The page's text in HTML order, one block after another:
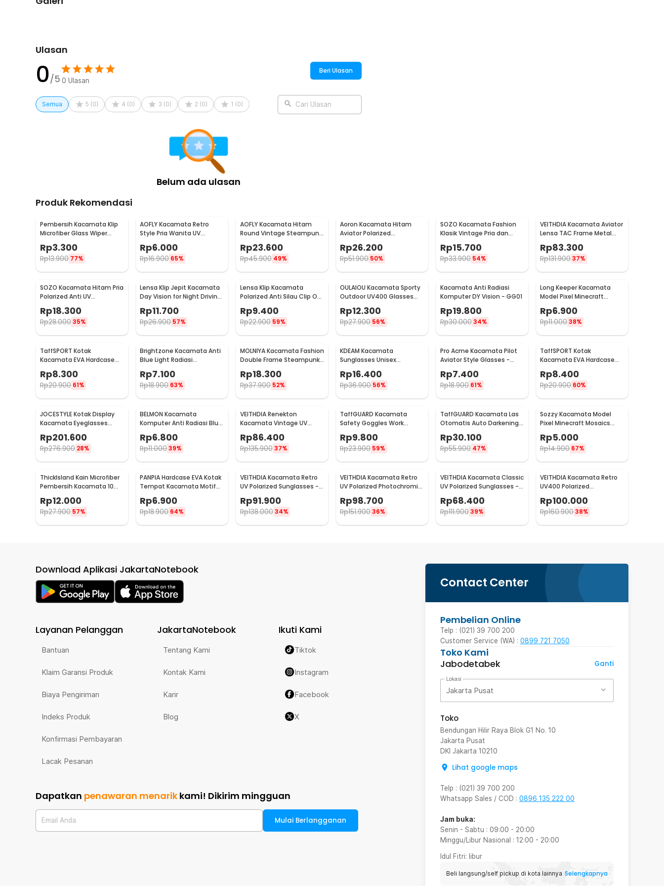
Ulasan
0/5 0 Ulasan
Beri Ulasan
Semua 5 (0) 4 (0) 3 (0) 2 (0) 1 (0) Cari Ulasan
Belum ada ulasan
Produk Rekomendasi
Pembersih Kacamata Klip
Microfiber Glass Wiper
Cleaner Multifunction -
TVA45
Rp3.300
Rp13.900 77%
AOFLY Kacamata Retro
Style Pria Wanita UV
Protection Sunglassses -
1125
Rp6.000
Rp16.900 65%
AOFLY Kacamata Hitam
Round Vintage Steampunk
Sunglasses
Rp23.600
Rp45.900 49%
Aoron Kacamata Hitam
Aviator Polarized
Sunglasses UV Protection -
RB2132
Rp26.200
Rp51.900 50%
SOZO Kacamata Fashion
Klasik Vintage Pria dan
Rp15.700
Rp33.900 54%
VEITHDIA Kacamata Aviator
Lensa TAC Frame Metal
Polarized Sunglasses -
V3088
Rp83.300
Rp131.90037%
SOZO Kacamata Hitam Pria
Polarized Anti UV
Sunglasses - 3403
Rp18.300
Rp28.000 35%
Lensa Klip Jepit Kacamata
Day Vision for Night Driving
Rp11.700
Rp26.900 57%
Lensa Klip Kacamata
Polarized Anti Silau Clip On
Y16211
Rp9.400
Rp22.900 59%
OULAIOU Kacamata Sporty
Outdoor UV400 Glasses
Silicone Frame - 9837
Rp12.300
Rp27.900 56%
Kacamata Anti Radiasi
Komputer DY Vision - GG01
Rp19.800
Rp30.000 34%
Long Keeper Kacamata
Model Pixel Minecraft
Mosaics UV400 - 088
Rp6.900
Rp11.00038%
TaffSPORT Kotak
Kacamata EVA Hardcase
Waterproof
Rp8.300
Rp20.900 61%
Brightzone Kacamata Anti
Blue Light Radiasi
Rp7.100
Rp18.900 63%
MOLNIYA Kacamata Fashion
Double Frame Steampunk
- NE60
Rp18.300
Rp37.900 52%
KDEAM Kacamata
Sunglasses Unisex
Polarized Anti Silau
Outdoor UV200 KD156 -
KD156
Rp16.400
Rp36.900 56%
Pro Acme Kacamata Pilot
Aviator Style Glasses -
Rp7.400
Rp18.900 61%
TaffSPORT Kotak
Kacamata EVA Hardcase
Protector Waterproof - JL-
10028
Rp8.400
Rp20.900 60%
JOCESTYLE Kotak Display
Kacamata Eyeglasses
Sunglasses Box 12 Slot -
SWK78
Rp201.600
Rp276.900 28%
BELMON Kacamata
Komputer Anti Radiasi Blue
Light - BL8084
Rp6.800
Rp11.00039%
VEITHDIA Renekton
Kacamata Vintage UV
Polarized Sunglasses -
2462
Rp86.400
Rp135.900 37%
TaffGUARD Kacamata
Safety Goggles Work
Laboratory Eyewear - LE979
Rp9.800
Rp23.900 59%
TaffGUARD Kacamata Las
Otomatis Auto Darkening
Soldering Goggles - 5100B
Rp30.100
Rp55.900 47%
Sozzy Kacamata Model
Pixel Minecraft Mosaics
Rp5.000
Rp14.900 67%
ThickIsland Kain Microfiber
Pembersih Kacamata 10
Rp12.000
Rp27.900 57%
PANPIA Hardcase EVA Kotak
Tempat Kacamata Motif
Mesh - JL-10029
Rp6.900
Rp18.900 64%
VEITHDIA Kacamata Retro
UV Polarized Sunglasses -
Rp91.900
Rp138.000 34%
VEITHDIA Kacamata Retro
UV Polarized Photochromic
Sunglasses - 6108
Rp98.700
Rp151.90036%
VEITHDIA Kacamata Classic
UV Polarized Sunglasses -
V7018
Rp68.400
Rp111.900 39%
VEITHDIA Kacamata Retro
UV400 Polarized
Rp100.000
Rp160.90038%
Contact Center
Pembelian Online
Telp : (021) 39 700 200
Customer Service (WA) : 0899 721 7050
Toko Kami
Jabodetabek
Ganti
Lokasi
Jakarta Pusat
Toko
Bendungan Hilir Raya Blok G1 No. 10
Jakarta Pusat
DKI Jakarta 10210
Lihat google maps
Telp : (021) 39 700 200
Whatsapp Sales / COD : 0896 135 222 00
Jam buka:
Senin - Sabtu : 09:00 - 20:00
Minggu/Libur Nasional : 12:00 - 20:00
Idul Fitri: libur
Beli langsung/self pickup di kota lainnya Selengkapnya
Download Aplikasi JakartaNotebook
Layanan Pelanggan
Bantuan
Klaim Garansi Produk
Biaya Pengiriman
Indeks Produk
Konfirmasi Pembayaran
Lacak Pesanan
JakartaNotebook
Tentang Kami
Kontak Kami
Karir
Blog
Ikuti Kami
Tiktok
Instagram
Facebook
X
Dapatkan penawaran menarik kami! Dikirim mingguan
Email Anda Mulai Berlangganan